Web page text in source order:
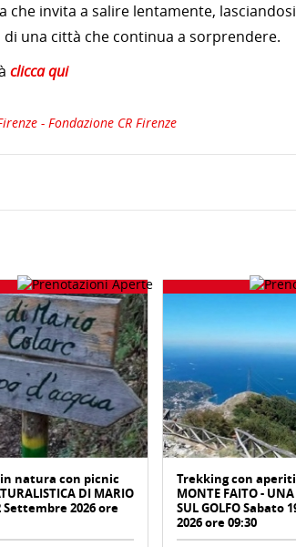
che invita a salire lentamente,
una città che continua a sorprendere.
clicca qui
- Fondazione CR Firenze
natura con picnic
DI MARIO
Settembre 2026 ore
Trekking con
MONTE FAITO -
SUL GOLFO Sabato
2026 ore 09:30